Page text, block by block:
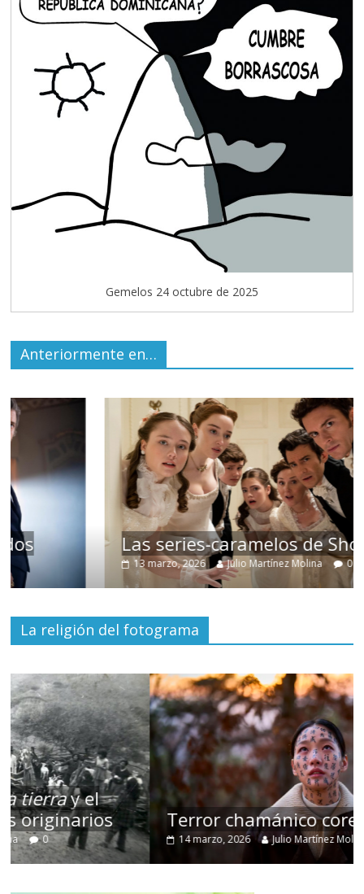
Gemelos 24 octubre de 2025
Anteriormente en…
Las series-caramelos de Shondaland
Julio Martínez Molina 0
La religión del fotograma
Terror chamánico coreano
14 marzo, 2026 Julio Martínez Molina 0